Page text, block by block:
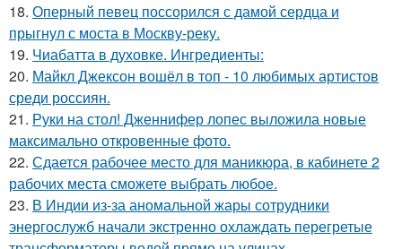
18. Оперный певец поссорился с дамой сердца и
прыгнул с моста в Москву-реку.
19. Чиабатта в духовке. Ингредиенты:
20. Майкл Джексон вошёл в топ - 10 любимых артистов
среди россиян.
21. Руки на стол! Дженнифер лопес выложила новые
максимально откровенные фото.
22. Сдается рабочее место для маникюра, в кабинете 2
рабочих места сможете выбрать любое.
23. В Индии из-за аномальной жары сотрудники
энергослужб начали экстренно охлаждать перегретые